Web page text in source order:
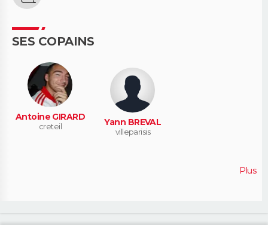
SES COPAINS
Antoine GIRARD
creteil Yann BREVAL
villeparisis
Plus